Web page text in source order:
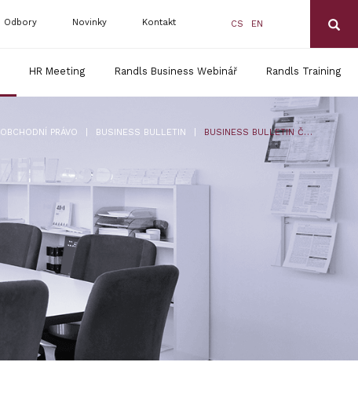
CS EN
Odbory Novinky Kontakt
HR Meeting Randls Business Webinář Randls Training
OBCHODNÍ PRÁVO BUSINESS BULLETIN BUSINESS BULLETIN Č. 4/2015